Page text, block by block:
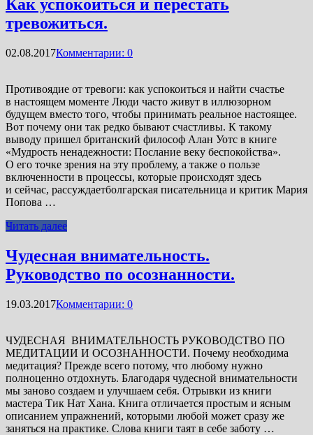
Как успокоиться и перестать
тревожиться.
02.08.2017Комментарии: 0
Противоядие от тревоги: как успокоиться и найти счастье
в настоящем моменте Люди часто живут в иллюзорном
будущем вместо того, чтобы принимать реальное настоящее.
Вот почему они так редко бывают счастливы. К такому
выводу пришел британский философ Алан Уотс в книге
«Мудрость ненадежности: Послание веку беспокойства».
О его точке зрения на эту проблему, а также о пользе
включенности в процессы, которые происходят здесь
и сейчас, рассуждаетболгарская писательница и критик Мария
Попова …
Читать далее
Чудесная внимательность.
Руководство по осознанности.
19.03.2017Комментарии: 0
ЧУДЕСНАЯ ВНИМАТЕЛЬНОСТЬ РУКОВОДСТВО ПО
МЕДИТАЦИИ И ОСОЗНАННОСТИ. Почему необходима
медитация? Прежде всего потому, что любому нужно
полноценно отдохнуть. Благодаря чудесной внимательности
мы заново создаем и улучшаем себя. Отрывки из книги
мастера Тик Нат Хана. Книга отличается простым и ясным
описанием упражнений, которыми лю­бой может сразу же
заняться на практике. Слова книги таят в себе заботу …